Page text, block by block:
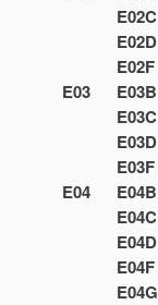
E02C
E02D
E02F
E03 E03B
E03C
E03D
E03F
E04 E04B
E04C
E04D
E04F
E04G